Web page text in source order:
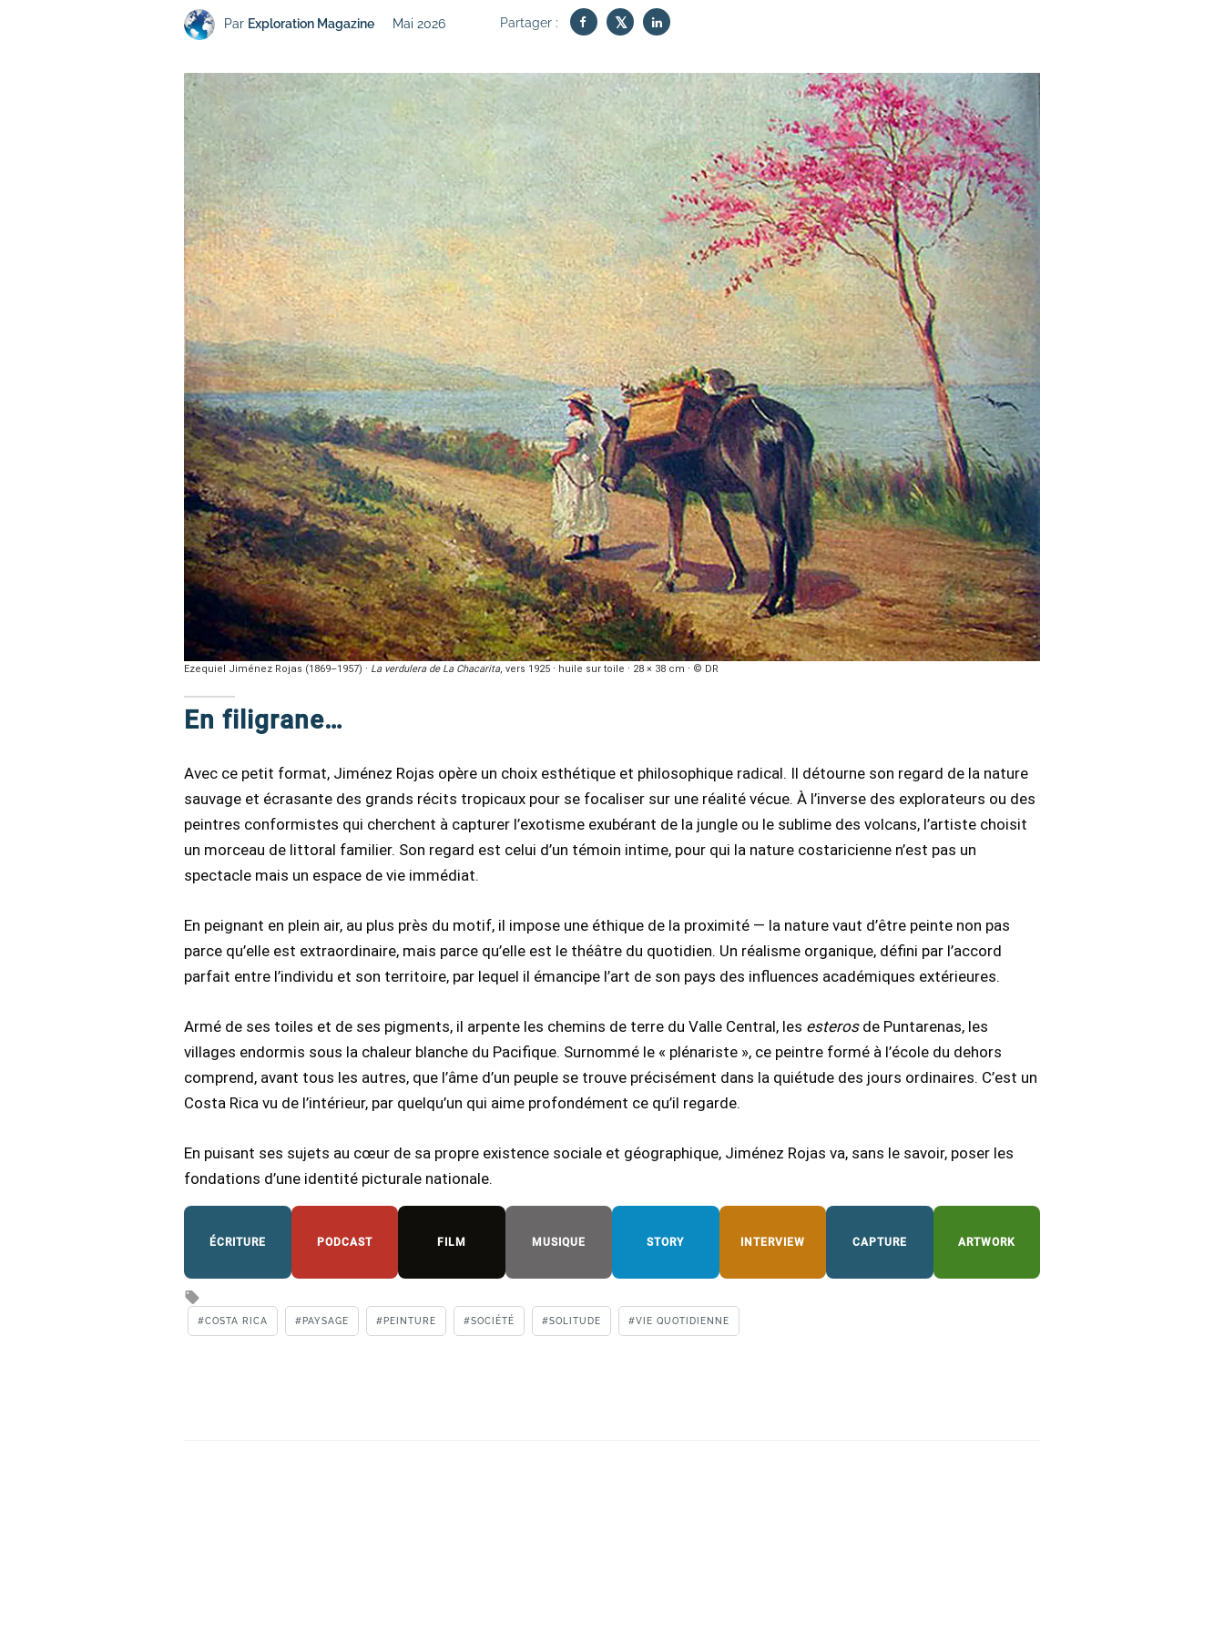
Par Exploration Magazine Mai 2026 Partager :
Ezequiel Jiménez Rojas (1869–1957) · La verdulera de La Chacarita, vers 1925 · huile sur toile · 28 × 38 cm · © DR
En filigrane…
Avec ce petit format, Jiménez Rojas opère un choix esthétique et philosophique radical. Il détourne son regard de la nature
sauvage et écrasante des grands récits tropicaux pour se focaliser sur une réalité vécue. À l’inverse des explorateurs ou des
peintres conformistes qui cherchent à capturer l’exotisme exubérant de la jungle ou le sublime des volcans, l’artiste choisit
un morceau de littoral familier. Son regard est celui d’un témoin intime, pour qui la nature costaricienne n’est pas un
spectacle mais un espace de vie immédiat.
En peignant en plein air, au plus près du motif, il impose une éthique de la proximité — la nature vaut d’être peinte non pas
parce qu’elle est extraordinaire, mais parce qu’elle est le théâtre du quotidien. Un réalisme organique, défini par l’accord
parfait entre l’individu et son territoire, par lequel il émancipe l’art de son pays des influences académiques extérieures.
Armé de ses toiles et de ses pigments, il arpente les chemins de terre du Valle Central, les esterosde Puntarenas, les
villages endormis sous la chaleur blanche du Pacifique. Surnommé le « plénariste », ce peintre formé à l’école du dehors
comprend, avant tous les autres, que l’âme d’un peuple se trouve précisément dans la quiétude des jours ordinaires. C’est un
Costa Rica vu de l’intérieur, par quelqu’un qui aime profondément ce qu’il regarde.
En puisant ses sujets au cœur de sa propre existence sociale et géographique, Jiménez Rojas va, sans le savoir, poser les
fondations d’une identité picturale nationale.
ÉCRITURE PODCAST FILM MUSIQUE STORY INTERVIEW CAPTURE ARTWORK
COSTA RICA PAYSAGE PEINTURE SOCIÉTÉ SOLITUDE VIE QUOTIDIENNE